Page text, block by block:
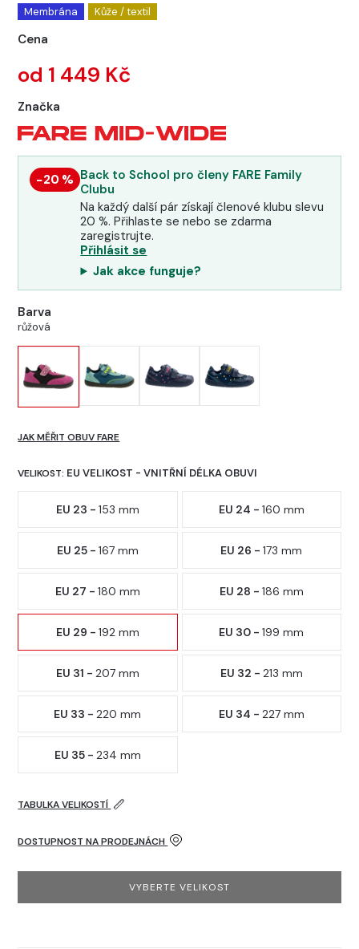
Membrána Kůže / textil
Cena
od 1 449 Kč
Značka
−20 % Back to School pro členy FARE Family
Clubu
Na každý další pár získají členové klubu slevu
20 %. Přihlaste se nebo se zdarma
zaregistrujte.
Přihlásit se
Jak akce funguje?
Barva
růžová
VELIKOST: EU VELIKOST - VNITŘNÍ DÉLKA OBUVI
JAK MĚŘIT OBUV FARE
EU 23 - 153 mm EU 24 - 160 mm
EU 25 - 167 mm EU 26 -173 mm
EU 27 - 180 mm EU 28 - 186 mm
EU 29 - 192 mm EU 30 -199 mm
EU 31 - 207 mm EU 32 - 213 mm
EU 33 -220 mm EU 34 - 227 mm
EU 35 - 234 mm
TABULKA VELIKOSTÍ
DOSTUPNOST NA PRODEJNÁCH
VYBERTE VELIKOST